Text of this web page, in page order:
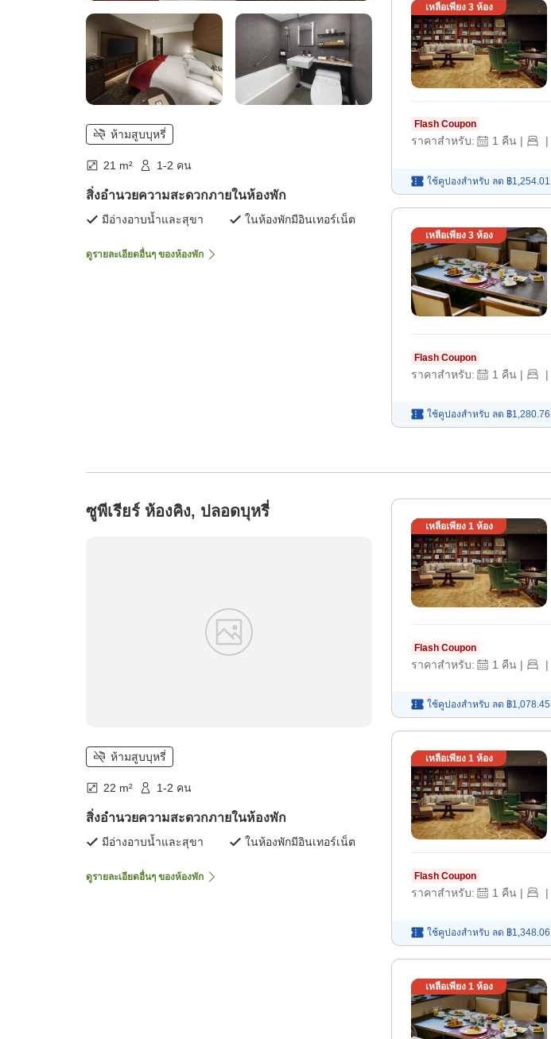
ห้ามสูบบุหรี่
21 m² 1-2 คน
สิ่งอำนวยความสะดวกภายในห้องพัก
มีอ่างอาบน้ำและสุขา ในห้องพักมีอินเทอร์เน็ต
ดูรายละเอียดอื่นๆ ของห้องพัก
เหลือเพียง 3ห้อง
Flash Coupon
ราคาสำหรับ: 1 คืน | |
ใช้คูปองสำหรับ ลด ฿1,254.01
เหลือเพียง 3ห้อง
Flash Coupon
ราคาสำหรับ: 1 คืน | |
ใช้คูปองสำหรับ ลด ฿1,280.76
ซูพีเรียร์ ห้องคิง, ปลอดบุหรี่
ห้ามสูบบุหรี่
22 m² 1-2 คน
สิ่งอำนวยความสะดวกภายในห้องพัก
มีอ่างอาบน้ำและสุขา ในห้องพักมีอินเทอร์เน็ต
ดูรายละเอียดอื่นๆ ของห้องพัก
เหลือเพียง 1 ห้อง
Flash Coupon
ราคาสำหรับ: 1 คืน | |
ใช้คูปองสำหรับ ลด ฿1,078.45
เหลือเพียง 1 ห้อง
Flash Coupon
ราคาสำหรับ: 1 คืน | |
ใช้คูปองสำหรับ ลด ฿1,348.06
เหลือเพียง 1 ห้อง